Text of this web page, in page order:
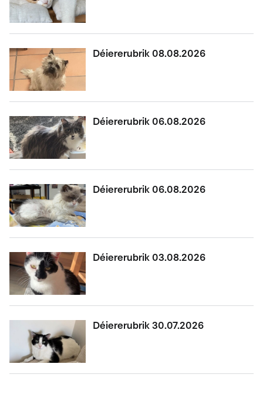
Déiererubrik 08.08.2026
Déiererubrik 06.08.2026
Déiererubrik 06.08.2026
Déiererubrik 03.08.2026
Déiererubrik 30.07.2026